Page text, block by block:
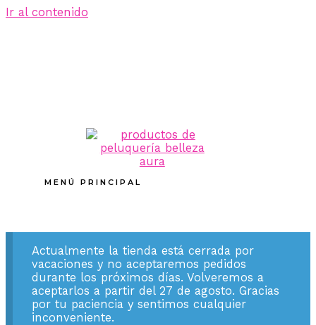
Ir al contenido
MENÚ PRINCIPAL
Actualmente la tienda está cerrada por
vacaciones y no aceptaremos pedidos
durante los próximos días. Volveremos a
aceptarlos a partir del 27 de agosto. Gracias
por tu paciencia y sentimos cualquier
inconveniente.